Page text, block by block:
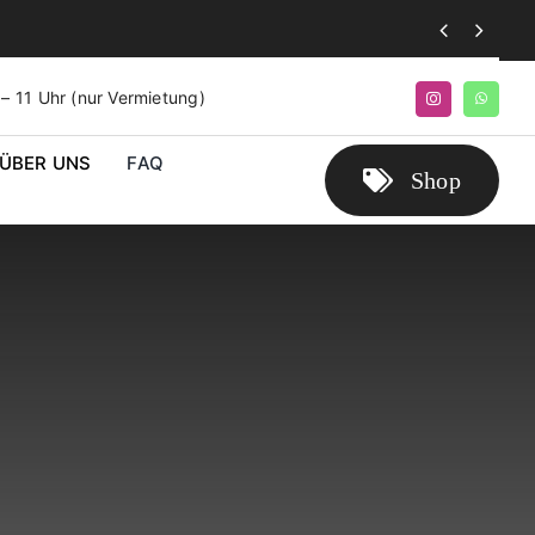
 
11 Uhr (nur Vermietung)
ÜBER UNS
FAQ
Shop